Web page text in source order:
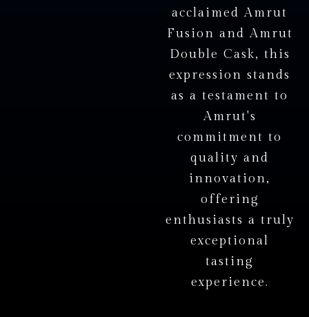
acclaimed Amrut
Fusion and Amrut
Double Cask, this
expression stands
as a testament to
Amrut's
commitment to
quality and
innovation,
offering
enthusiasts a truly
exceptional
tasting
experience.